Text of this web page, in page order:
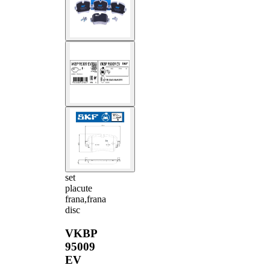
set
placute
frana,frana
disc
VKBP
95009
EV